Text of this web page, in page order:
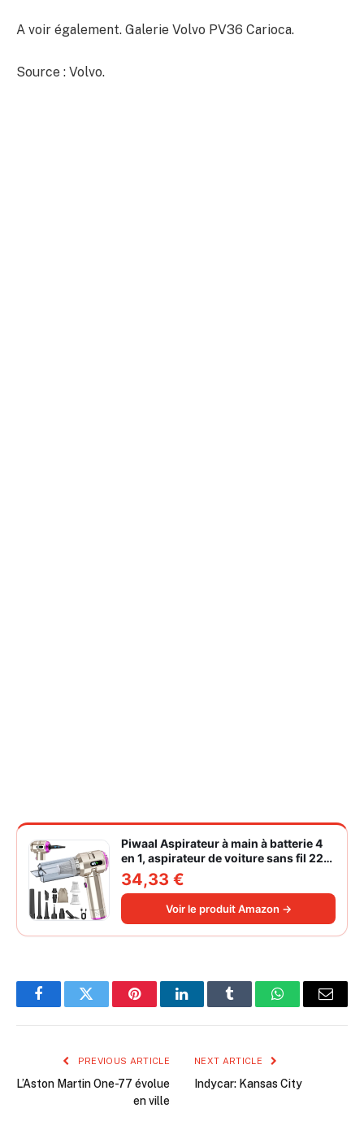
A voir également. Galerie Volvo PV36 Carioca.
Source : Volvo.
Piwaal Aspirateur à main à batterie 4
en 1, aspirateur de voiture sans fil 22
000 Pa avec moteur sans balais,
souffleur électrique à air comprimé
220 000 tr/min 3 vitesses pour poils
d'animaux
34,33 €
Voir le produit Amazon →
FacebookTwitter PinterestLinkedInTumblr WhatsAppEmail
PREVIOUS ARTICLE
L’Aston Martin One-77 évolue
en ville
NEXT ARTICLE
Indycar: Kansas City